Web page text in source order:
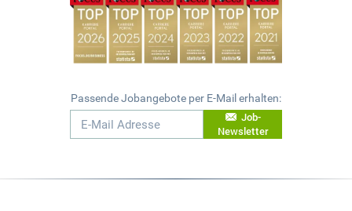
Passende Jobangebote per E-Mail erhalten:
Job-
Newsletter